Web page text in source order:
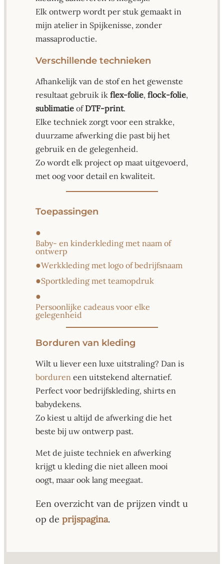
Elk ontwerp wordt per stuk gemaakt in
mijn atelier in Spijkenisse, zonder
massaproductie.
Verschillende technieken
Afhankelijk van de stof en het gewenste
resultaat gebruik ikflex-folie,flock-folie,
sublimatie ofDTF-print.
Elke techniek zorgt voor een strakke,
duurzame afwerking die past bij het
gebruik en de gelegenheid.
Zo wordt elk project op maat uitgevoerd,
met oog voor detail en kwaliteit.
Toepassingen
●
Baby- en kinderkleding met naam of
ontwerp
●Werkkleding met logo of bedrijfsnaam
●Sportkleding met teamopdruk
●
Persoonlijke cadeaus voor elke
gelegenheid
Borduren van kleding
Wilt u liever een luxe uitstraling? Dan is
borduren een uitstekend alternatief.
Perfect voor bedrijfskleding, shirts en
babydekens.
Zo kiest u altijd de afwerking die het
beste bij uw ontwerp past.
Met de juiste techniek en afwerking
krijgt u kleding die niet alleen mooi
oogt, maar ook lang meegaat.
Een overzicht van de prijzen vindt u
op deprijspagina.